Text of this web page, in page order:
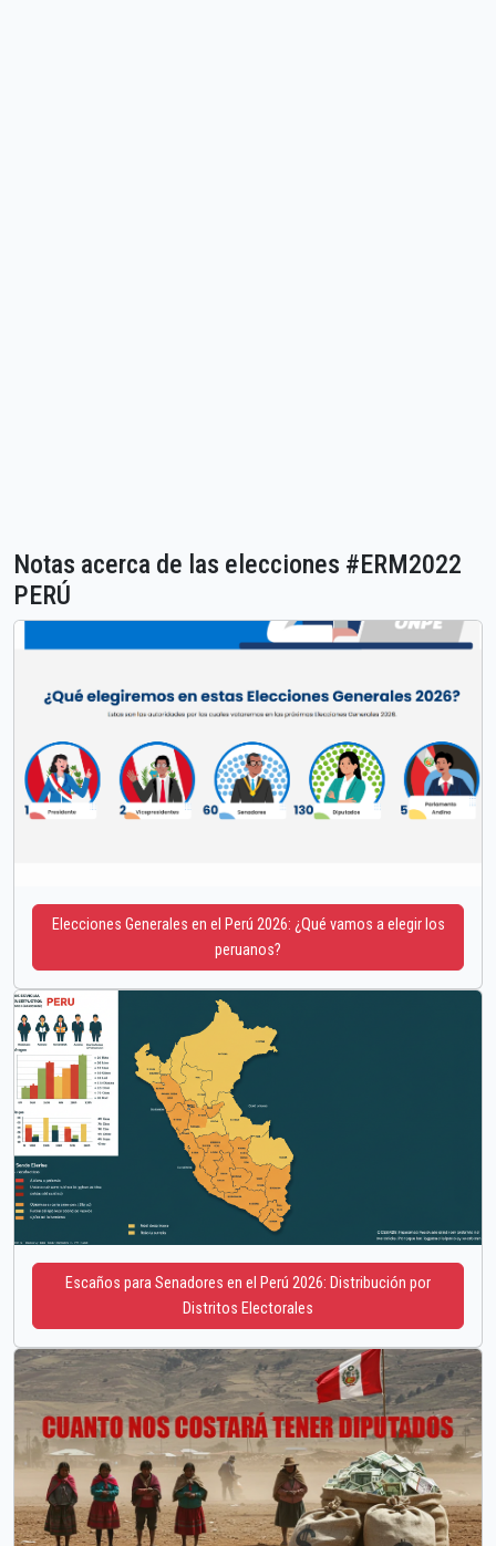
Notas acerca de las elecciones #ERM2022
PERÚ
Elecciones Generales en el Perú 2026: ¿Qué vamos a elegir los
peruanos?
Escaños para Senadores en el Perú 2026: Distribución por
Distritos Electorales